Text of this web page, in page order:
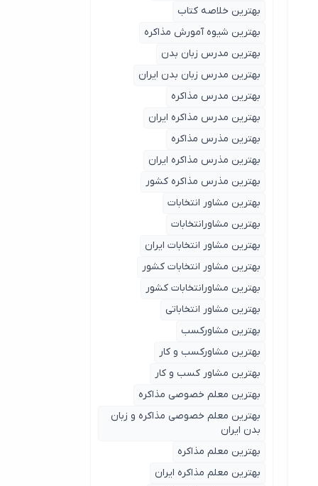
بهترین خلاصه کتاب
بهترین شیوه آمورش مذاکره
بهترین مدرس زبان بدن
بهترین مدرس زبان بدن ایران
بهترین مدرس مذاکره
بهترین مدرس مذاکره ایران
بهترین مذرس مذاکره
بهترین مذرس مذاکره ایران
بهترین مذرس مذاکره کشور
بهترین مشاور انتخابات
بهترین مشاورانتخابات
بهترین مشاور انتخابات ایران
بهترین مشاور انتخابات کشور
بهترین مشاورانتخابات کشور
بهترین مشاور انتخاباتی
بهترین مشاورکسب
بهترین مشاورکسب و کار
بهترین مشاور کسب و کار
بهترین معلم خصوصی مذاکره
بهترین معلم خصوصی مذاکره و زبان
بدن ایران
بهترین معلم مذاکره
بهترین معلم مذاکره ایران